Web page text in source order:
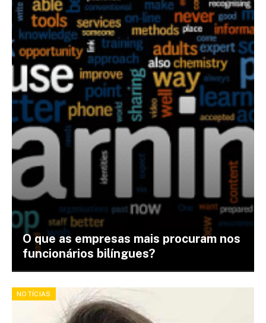
O que as empresas mais procuram nos
funcionários bilíngues?
NOTÍCIAS